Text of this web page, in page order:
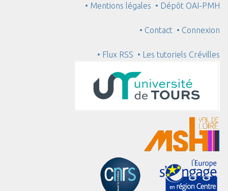
• Mentions légales • Dépôt OAI-PMH
• Contact • Connexion
• Flux RSS • Les tutoriels Crévilles